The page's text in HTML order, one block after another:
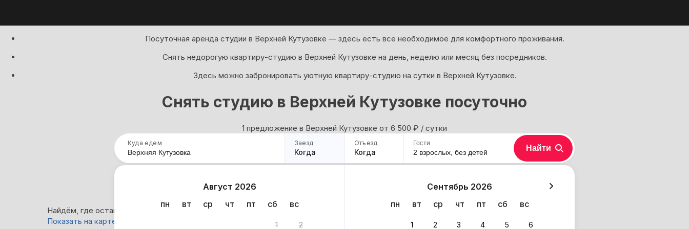
Посуточная аренда студии в Верхней Кутузовке — здесь есть все необходимое для комфортного проживания.
Снять недорогую квартиру-студию в Верхней Кутузовке на день, неделю или месяц без посредников.
Здесь можно забронировать уютную квартиру-студию на сутки в Верхней Кутузовке.
Снять студию в Верхней Кутузовке посуточно
1 предложение в Верхней Кутузовке oт 6 500 ₽ / сутки
Куда едем Заезд
Когда
Отъезд
Когда
Август 2026
пн
вт ср чт пт сб вс
1 2
Сентябрь 2026
пн
вт ср чт пт сб вс
1 2 3 4 5 6
Гости
2 взрослых, без детей Найти
Найдём, где остановиться в Верхней Кутузовке: 1 вариант
Показать на карте